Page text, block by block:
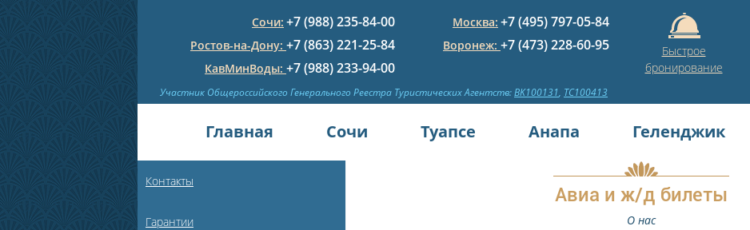
Москва: +7 (495) 797-05-84
Воронеж: +7 (473) 228-60-95
Сочи: +7 (988) 235-84-00
Ростов-на-Дону: +7 (863) 221-25-84
КавМинВоды: +7 (988) 233-94-00
Участник Общероссийского Генерального Реестра Туристических Агентств: BK100131, TC100413
Быстрое
бронирование
Главная Сочи Туапсе Анапа Геленджик
Контакты
Гарантии
Авиа и ж/д билеты
О нас